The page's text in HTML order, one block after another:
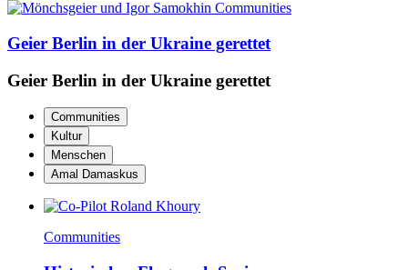
Communities
Geier Berlin in der Ukraine gerettet
Geier Berlin in der Ukraine gerettet
Communities
Kultur
Menschen
Amal Damaskus
Communities